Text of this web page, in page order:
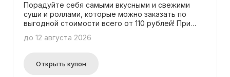
Порадуйте себя самыми вкусными и свежими
суши и роллами, которые можно заказать по
выгодной стоимости всего от 110 рублей! При
преимущества акции доступны для всех наших
до 12 августа 2026
Открыть купон